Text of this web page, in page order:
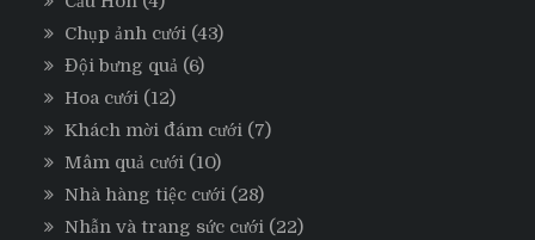
Chụp ảnh cưới (43)
Đội bưng quả (6)
Hoa cưới (12)
Khách mời đám cưới (7)
Mâm quả cưới (10)
Nhà hàng tiệc cưới (28)
Nhẫn và trang sức cưới (22)